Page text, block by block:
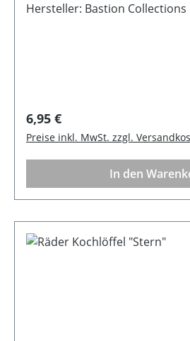
Hersteller: Bastion Collections
Regulärer Preis:
6,95 €
Preise inkl. MwSt. zzgl.
In den